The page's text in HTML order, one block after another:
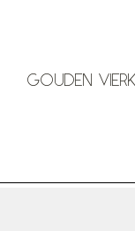
GOUDEN